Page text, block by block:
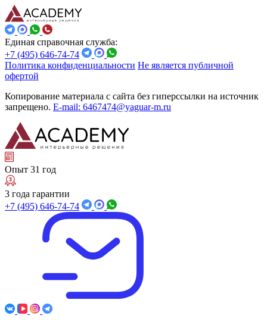
Единая справочная служба:
+7 (495) 646-74-74
Политика конфиденциальности Не является публичной
офертой
Копирование материала с сайта без гиперссылки на источник
запрещено. E-mail: 6467474@yaguar-m.ru
Опыт 31 год
3 года гарантии
+7 (495) 646-74-74